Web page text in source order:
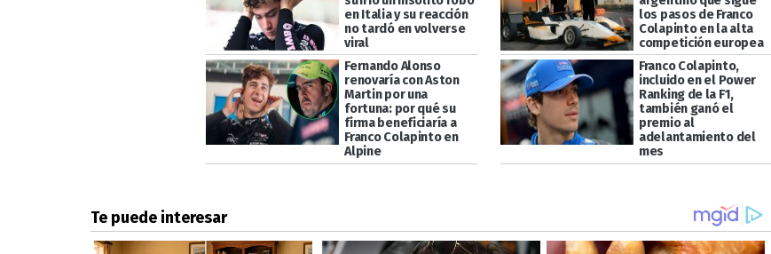
en Italia y su reacción
no tardó en volverse
viral
los pasos de Franco
Colapinto en la alta
competición europea
Fernando Alonso
renovaría con Aston
Martin por una
fortuna: por qué su
firma beneficiaría a
Franco Colapinto en
Alpine
Franco Colapinto,
incluido en el Power
Ranking de la F1,
también ganó el
premio al
adelantamiento del
mes